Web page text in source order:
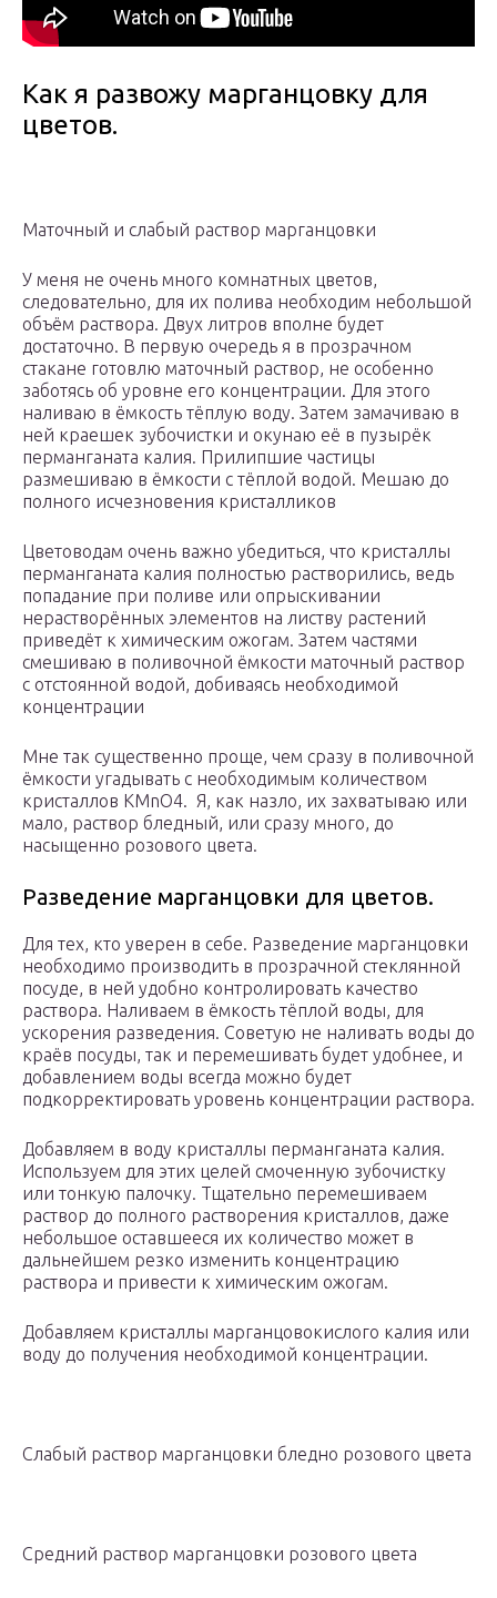
Как я развожу марганцовку для
цветов.
Маточный и слабый раствор марганцовки
У меня не очень много комнатных цветов,
следовательно, для их полива необходим небольшой
объём раствора. Двух литров вполне будет
достаточно. В первую очередь я в прозрачном
стакане готовлю маточный раствор, не особенно
заботясь об уровне его концентрации. Для этого
наливаю в ёмкость тёплую воду. Затем замачиваю в
ней краешек зубочистки и окунаю её в пузырёк
перманганата калия. Прилипшие частицы
размешиваю в ёмкости с тёплой водой. Мешаю до
полного исчезновения кристалликов
Цветоводам очень важно убедиться, что кристаллы
перманганата калия полностью растворились, ведь
попадание при поливе или опрыскивании
нерастворённых элементов на листву растений
приведёт к химическим ожогам. Затем частями
смешиваю в поливочной ёмкости маточный раствор
с отстоянной водой, добиваясь необходимой
концентрации
Мне так существенно проще, чем сразу в поливочной
ёмкости угадывать с необходимым количеством
кристаллов KMnO4. Я, как назло, их захватываю или
мало, раствор бледный, или сразу много, до
насыщенно розового цвета.
Разведение марганцовки для цветов.
Для тех, кто уверен в себе. Разведение марганцовки
необходимо производить в прозрачной стеклянной
посуде, в ней удобно контролировать качество
раствора. Наливаем в ёмкость тёплой воды, для
ускорения разведения. Советую не наливать воды до
краёв посуды, так и перемешивать будет удобнее, и
добавлением воды всегда можно будет
подкорректировать уровень концентрации раствора.
Добавляем в воду кристаллы перманганата калия.
Используем для этих целей смоченную зубочистку
или тонкую палочку. Тщательно перемешиваем
раствор до полного растворения кристаллов, даже
небольшое оставшееся их количество может в
дальнейшем резко изменить концентрацию
раствора и привести к химическим ожогам.
Добавляем кристаллы марганцовокислого калия или
воду до получения необходимой концентрации.
Слабый раствор марганцовки бледно розового цвета
Средний раствор марганцовки розового цвета